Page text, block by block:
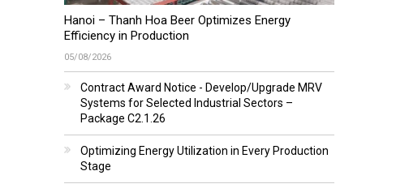
Hanoi – Thanh Hoa Beer Optimizes Energy
Efficiency in Production
05/08/2026
Contract Award Notice - Develop/Upgrade MRV
Systems for Selected Industrial Sectors –
Package C2.1.26
Optimizing Energy Utilization in Every Production
Stage